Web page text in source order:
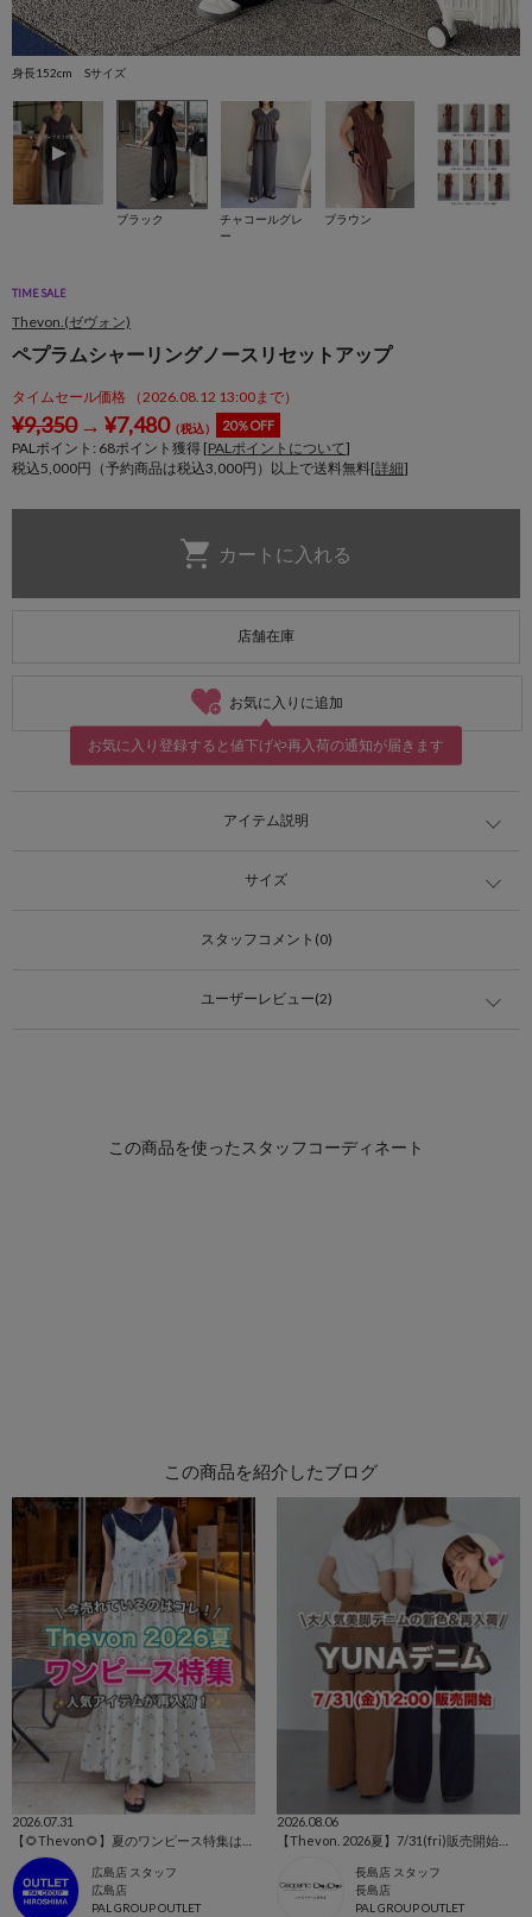
身長152cm Sサイズ
ブラック
チャコールグレ
ー
ブラウン
TIME SALE
Thevon.(ゼヴォン)
ペプラムシャーリングノースリセットアップ
タイムセール価格 （2026.08.12 13:00まで）
¥9,350→ ¥7,480（税込） 20％OFF
PALポイント: 68ポイント獲得 [PALポイントについて]
税込5,000円（予約商品は税込3,000円）以上で送料無料[詳細]
店舗在庫
お気に入りに追加
お気に入り登録すると値下げや再入荷の通知が届きます
アイテム説明
サイズ
スタッフコメント(0)
ユーザーレビュー(2)
この商品を紹介したブログ
2026.07.31
広島店 スタッフ
広島店
PAL GROUP OUTLET
2026.08.06
【Thevon. 2026夏】7/31(fri)販売開始🔔YUNAデニム新色&新サイズ登場🌷
長島店 スタッフ
長島店
PAL GROUP OUTLET